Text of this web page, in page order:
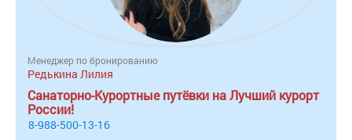
Менеджер по бронированию
Редькина Лилия
Санаторно-Курортные путёвки на Лучший курорт
России!
8-988-500-13-16